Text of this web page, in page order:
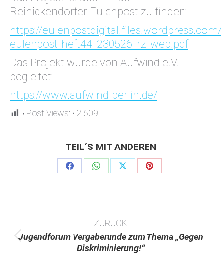
Reinickendorfer Eulenpost zu finden:
https://
eulenpost-heft44_230526_rz_web.pdf
Das Projekt wurde von Aufwind e.V.
begleitet:
https://www.aufwind-berlin.de/
Post Views: 2.609
TEIL´S MIT ANDEREN
Share
Share
Share
Share
ZURÜCK
Vorheriger
Beitrag:
Jugendforum Vergaberunde zum Thema „Gegen
Diskriminierung!“